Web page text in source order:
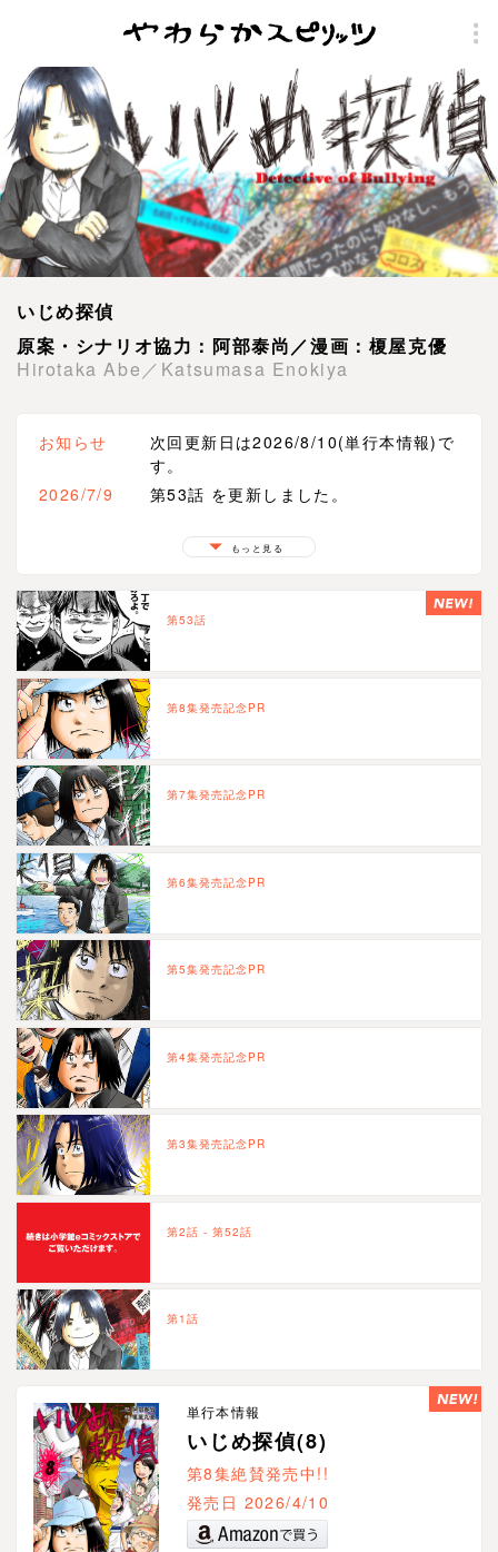
いじめ探偵
原案・シナリオ協力：阿部泰尚／漫画：榎屋克優
Hirotaka Abe／Katsumasa Enokiya
お知らせ
次回更新日は2026/8/10(単行本情報)で
す。
2026/7/9
第53話 を更新しました。
第7集発売記念PR を更新しました。
2025/4/10
第5集発売記念PR を更新しました。
2024/12/11
2024/8/8
2021/3/15
もっと見る
第53話
第8集発売記念PR
第7集発売記念PR
第6集発売記念PR
第5集発売記念PR
第4集発売記念PR
第3集発売記念PR
第2話 - 第52話
第1話
単行本情報
いじめ探偵(8)
第8集絶賛発売中!!
発売日 2026/4/10